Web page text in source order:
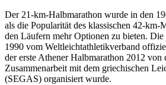
Der 21-km-Halbmarathon wurde in den
als die Popularität des klassischen 42-km-
den Läufern mehr Optionen zu bieten.
1990 vom Weltleichtathletikverband
der erste Athener Halbmarathon 2012 von
Zusammenarbeit mit dem griechischen
(SEGAS) organisiert wurde.